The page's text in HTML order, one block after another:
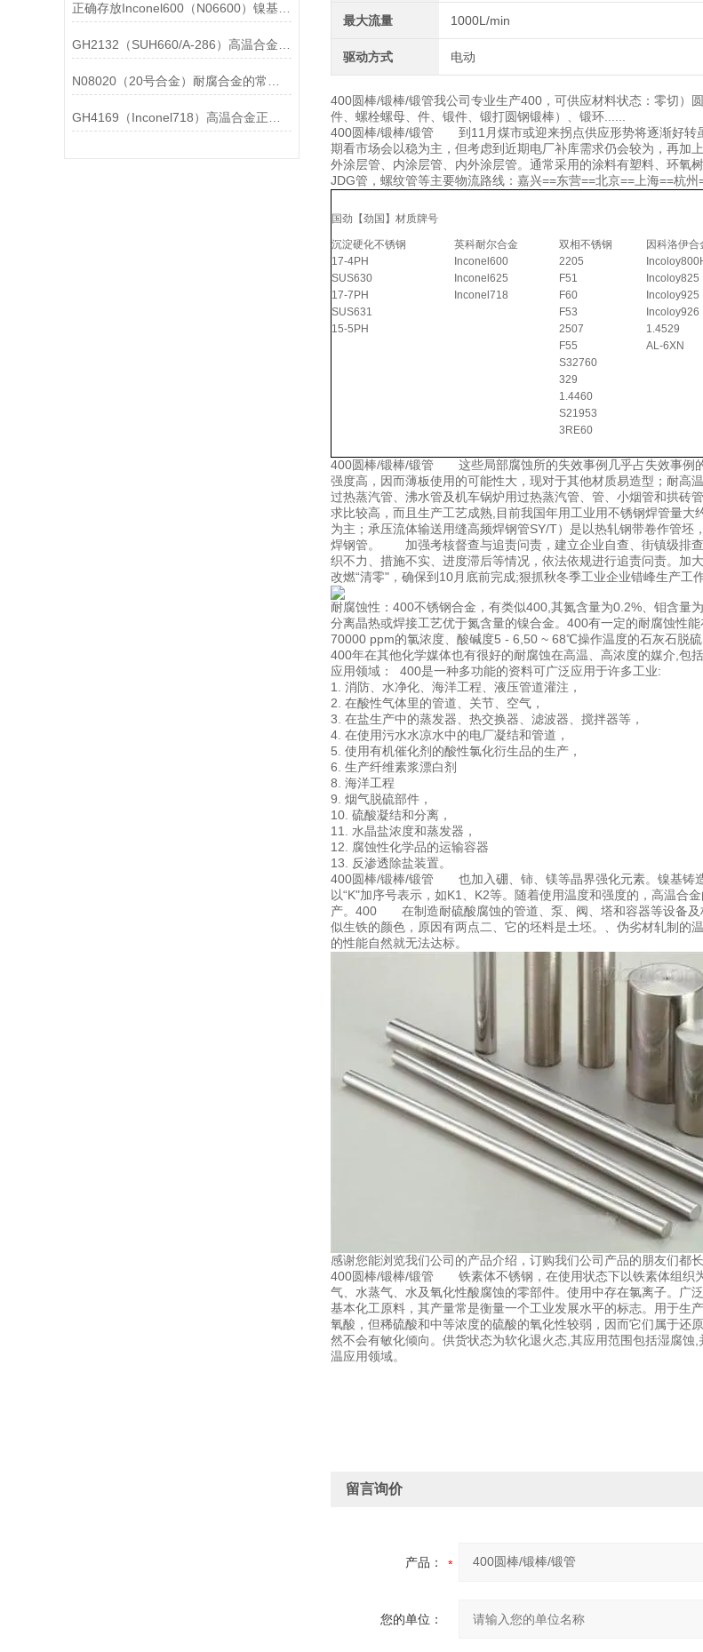
正确存放Inconel600（N06600）镍基合金的重要性介绍
最大流量 1000L/min
驱动方式 电动
400圆棒/锻棒/锻管我公司专业生产400，可供应材料状态：零切）
件、螺栓螺母、件、锻件、锻打圆钢锻棒）、锻环......
400圆棒/锻棒/锻管 到11月煤市或迎来拐点供应形势将逐渐好转
期看市场会以稳为主，但考虑到近期电厂补库需求仍会较为，再
外涂层管、内涂层管、内外涂层管。通常采用的涂料有塑料、环氧
JDG管，螺纹管等主要物流路线：嘉兴==东营==北京==上海==杭
国劲【劲国】材质牌号
沉淀硬化不锈钢 英科耐尔合金 双相不锈钢 因科洛伊合
17-4PH
Inconel600 2205
SUS630
Inconel625 F51 Incoloy825
17-7PH
Inconel718 F60 Incoloy925
SUS631
F53 Incoloy926
15-5PH
2507 1.4529
F55
AL-6XN
S32760
329
1.4460
S21953
3RE60
400圆棒/锻棒/锻管 这些局部腐蚀所的失效事例几乎占失效事例
强度高，因而薄板使用的可能性大，现对于其他材质易造型；耐高
过热蒸汽管、沸水管及机车锅炉用过热蒸汽管、管、小烟管和拱
求比较高，而且生产工艺成熟,目前我国年用工业用不锈钢焊管量
为主；承压流体输送用缝高频焊钢管SY/T）是以热轧钢带卷作管
焊钢管。 加强考核督查与追责问责，建立企业自查、街镇级排查
织不力、措施不实、进度滞后等情况，依法依规进行追责问责。加
改燃“清零"，确保到10月底前完成;狠抓秋冬季工业企业错峰生产工
耐腐蚀性：400不锈钢合金，有类似400,其氮含量为0.2%、钼含量
分离晶热或焊接工艺优于氮含量的镍合金。400有一定的耐腐蚀性
70000 ppm的氯浓度、酸碱度5 - 6,50 ~ 68℃操作温度的石灰石脱
400年在其他化学媒体也有很好的耐腐蚀在高温、高浓度的媒介,包
应用领域： 400是一种多功能的资料可广泛应用于许多工业:
1. 消防、水净化、海洋工程、液压管道灌注，
2. 在酸性气体里的管道、关节、空气，
3. 在盐生产中的蒸发器、热交换器、滤波器、搅拌器等，
4. 在使用污水水凉水中的电厂凝结和管道，
5. 使用有机催化剂的酸性氯化衍生品的生产，
6. 生产纤维素浆漂白剂
8. 海洋工程
9. 烟气脱硫部件，
10. 硫酸凝结和分离，
11. 水晶盐浓度和蒸发器，
12. 腐蚀性化学品的运输容器
13. 反渗透除盐装置。
400圆棒/锻棒/锻管 也加入硼、铈、镁等晶界强化元素。镍基铸
以“K"加序号表示，如K1、K2等。随着使用温度和强度的，高温合
产。400 在制造耐硫酸腐蚀的管道、泵、阀、塔和容器等设备及
似生铁的颜色，原因有两点二、它的坯料是土坯。、伪劣材轧制的
的性能自然就无法达标。
感谢您能浏览我们公司的产品介绍，订购我们公司产品的朋友们都长
400圆棒/锻棒/锻管 铁素体不锈钢，在使用状态下以铁素体组织
气、水蒸气、水及氧化性酸腐蚀的零部件。使用中存在氯离子。
基本化工原料，其产量常是衡量一个工业发展水平的标志。用于生
氧酸，但稀硫酸和中等浓度的硫酸的氧化性较弱，因而它们属于
然不会有敏化倾向。供货状态为软化退火态,其应用范围包括湿腐
温应用领域。
留言询价
产品：
您的单位：